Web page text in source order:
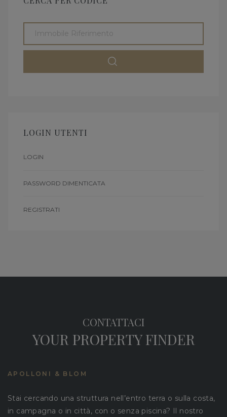
LOGIN UTENTI
LOGIN
PASSWORD DIMENTICATA
REGISTRATI
CONTATTACI
YOUR PROPERTY FINDER
APOLLONI & BLOM
Stai cercando una struttura nell’entro terra o sulla costa,
in campagna o in città, con o senza piscina? Il nostro